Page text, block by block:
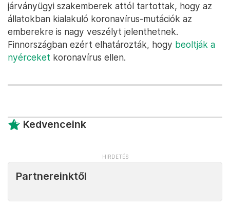
járványügyi szakemberek attól tartottak, hogy az
állatokban kialakuló koronavírus-mutációk az
emberekre is nagy veszélyt jelenthetnek.
Finnországban ezért elhatározták, hogy beoltják a
nyérceket koronavírus ellen.
Kedvenceink
Partnereinktől